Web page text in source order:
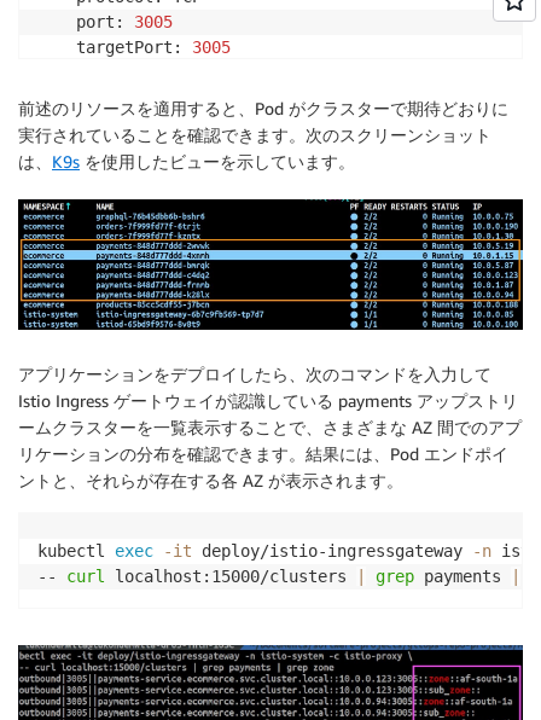
    port:
3005
    targetPort:
3005
apiVersion: apps/v1
kind: Deployment
metadata:
  name: payments
  namespace: ecommerce
  labels:
    app.kubernetes.io/version:
"0.0.1"
spec:
  replicas:
6
  selector:
      app: payments
      workload: ecommerce
  template:
    metadata:
      labels:
        version:
"0.0.1"
    spec:
      - maxSkew:
1
        topologyKey:
"topology.kubernetes.io/zone"
        whenUnsatisfiable: DoNotSchedule
前述のリソースを適用すると、Pod がクラスターで期待どおりに
実行されていることを確認できます。次のスクリーンショット
は、 K9s を使用したビューを示しています。
アプリケーションをデプロイしたら、次のコマンドを入力して
Istio Ingress ゲートウェイが認識している payments アップストリ
ームクラスターを一覧表示することで、さまざまな AZ 間でのアプ
リケーションの分布を確認できます。結果には、Pod エンドポイ
ントと、それらが存在する各 AZ が表示されます。
kubectl exec -it deploy/istio-ingressgateway -n
-- curl localhost:15000/clusters grep payments